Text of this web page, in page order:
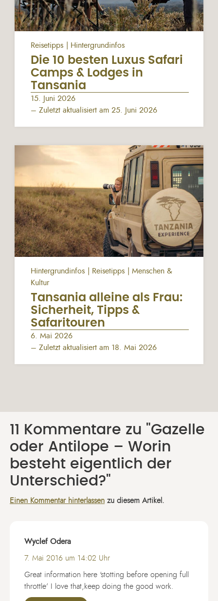
Reisetipps Hintergrundinfos
Die 10 besten Luxus Safari
Camps & Lodges in
Tansania
15. Juni 2026
– Zuletzt aktualisiert am 25. Juni 2026
Hintergrundinfos Reisetipps
Menschen &
Kultur
Tansania alleine als Frau:
Sicherheit, Tipps &
Safaritouren
6. Mai 2026
– Zuletzt aktualisiert am 18. Mai 2026
11 Kommentare zu "Gazelle
oder Antilope – Worin
besteht eigentlich der
Unterschied?"
Einen Kommentar hinterlassen zu diesem Artikel.
Wyclef Odera
7. Mai 2016 um 14:02 Uhr
Great information here ‘stotting before opening full
throttle’ I love that,keep doing the good work.